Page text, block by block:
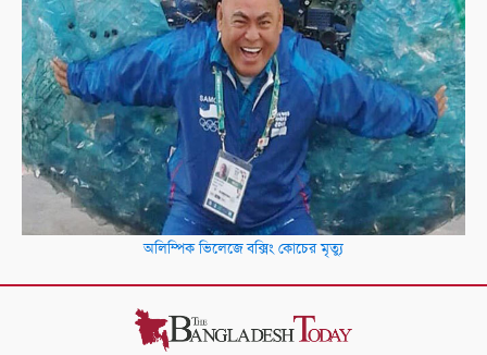
অলিম্পিক ভিলেজে বক্সিং কোচের মৃত্যু